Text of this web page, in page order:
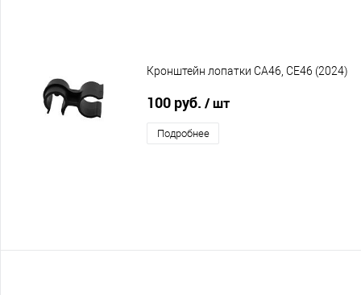
Кронштейн лопатки CA46, CE46 (2024)
100 руб. / шт
Подробнее